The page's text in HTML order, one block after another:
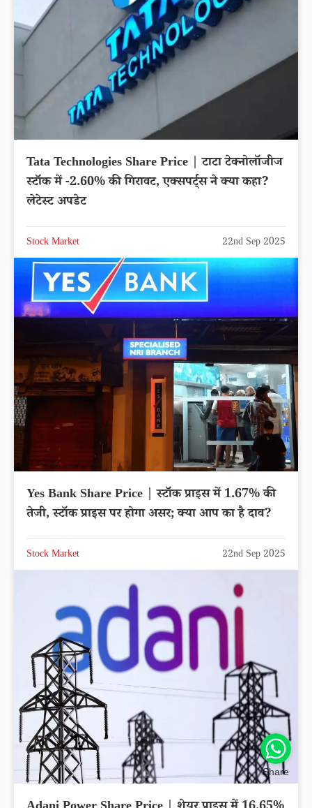
Tata Technologies Share Price | टाटा टेक्नोलॉजीज
स्टॉक में -2.60% की गिरावट, एक्सपर्ट्स ने क्या कहा?
लेटेस्ट अपडेट
Stock Market 22nd Sep 2025
Yes Bank Share Price | स्टॉक प्राइस में 1.67% की
तेजी, स्टॉक प्राइस पर होगा असर; क्या आप का है दाव?
Stock Market 22nd Sep 2025
Share